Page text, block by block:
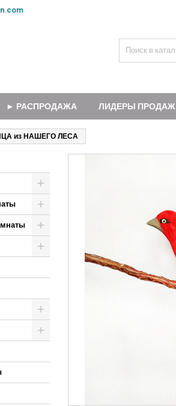
► РАСПРОДАЖА ЛИДЕРЫ ПРОДАЖ
из НАШЕГО ЛЕСА